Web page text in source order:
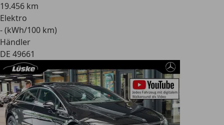
19.456 km
Elektro
- (kWh/100 km)
Händler
DE 49661